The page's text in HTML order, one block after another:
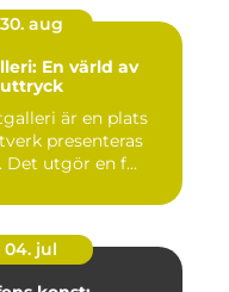
30. aug
En värld av
är en plats
presenteras
Det utgör en f...
04. jul